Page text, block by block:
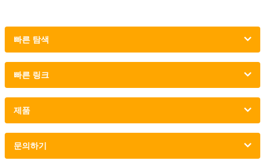
빠른 탐색
빠른 링크
제품
문의하기